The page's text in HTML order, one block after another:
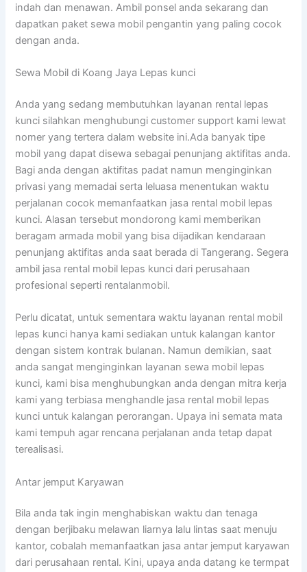
indah dan menawan. Ambil ponsel anda sekarang dan
dapatkan paket sewa mobil pengantin yang paling cocok
dengan anda.
Sewa Mobil di Koang Jaya Lepas kunci
Anda yang sedang membutuhkan layanan rental lepas
kunci silahkan menghubungi customer support kami lewat
nomer yang tertera dalam website ini.Ada banyak tipe
mobil yang dapat disewa sebagai penunjang aktifitas anda.
Bagi anda dengan aktifitas padat namun menginginkan
privasi yang memadai serta leluasa menentukan waktu
perjalanan cocok memanfaatkan jasa rental mobil lepas
kunci. Alasan tersebut mondorong kami memberikan
beragam armada mobil yang bisa dijadikan kendaraan
penunjang aktifitas anda saat berada di Tangerang. Segera
ambil jasa rental mobil lepas kunci dari perusahaan
profesional seperti rentalanmobil.
Perlu dicatat, untuk sementara waktu layanan rental mobil
lepas kunci hanya kami sediakan untuk kalangan kantor
dengan sistem kontrak bulanan. Namun demikian, saat
anda sangat menginginkan layanan sewa mobil lepas
kunci, kami bisa menghubungkan anda dengan mitra kerja
kami yang terbiasa menghandle jasa rental mobil lepas
kunci untuk kalangan perorangan. Upaya ini semata mata
kami tempuh agar rencana perjalanan anda tetap dapat
terealisasi.
Antar jemput Karyawan
Bila anda tak ingin menghabiskan waktu dan tenaga
dengan berjibaku melawan liarnya lalu lintas saat menuju
kantor, cobalah memanfaatkan jasa antar jemput karyawan
dari perusahaan rental. Kini, upaya anda datang ke termpat